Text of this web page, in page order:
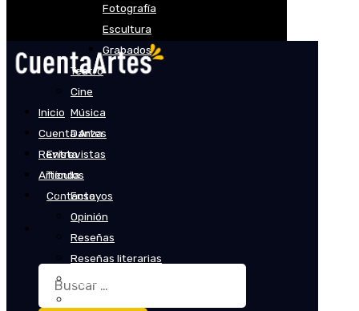
Fotografía
Escultura
Grabados
Teatro
Cine
Música
Danza
Entrevistas
Tienda
Contacto
Buscar:
Inicio
Cuenta Artes
Revista
Artículos
Ensayos
Opinión
Reseñas
Reseñas literarias